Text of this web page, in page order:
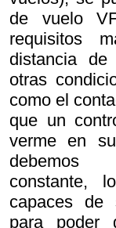
de vuelo
requisitos
distancia
otras
como el
que un
verme en
debemos
constante,
capaces de
para poder